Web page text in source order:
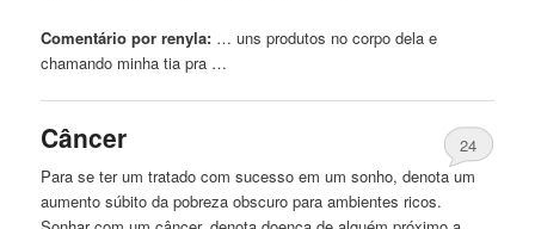
Comentário por renyla: … uns produtos no corpo dela e
chamando minha tia pra …
Câncer
24
Para se ter um tratado com sucesso em um sonho, denota um
aumento súbito da pobreza obscuro para ambientes ricos.